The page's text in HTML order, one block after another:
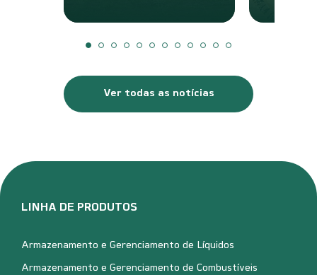
Ver todas as notícias
LINHA DE PRODUTOS
Armazenamento e Gerenciamento de Líquidos
Armazenamento e Gerenciamento de Combustíveis